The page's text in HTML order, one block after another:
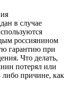
в случае
россиянином
гарантию при
Что делать,
потерял или
причине, как